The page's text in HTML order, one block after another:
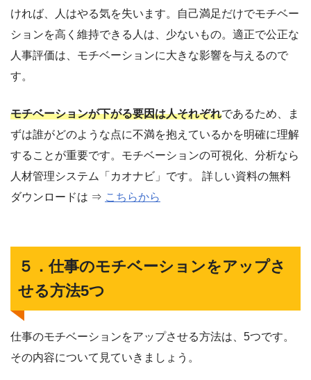
ければ、人はやる気を失います。自己満足だけでモチベー
ションを高く維持できる人は、少ないもの。適正で公正な
人事評価は、モチベーションに大きな影響を与えるので
す。
モチベーションが下がる要因は人それぞれであるため、ま
ずは誰がどのような点に不満を抱えているかを明確に理解
することが重要です。モチベーションの可視化、分析なら
人材管理システム「カオナビ」です。 詳しい資料の無料
ダウンロードは ⇒ こちらから
５．仕事のモチベーションをアップさ
せる方法5つ
仕事のモチベーションをアップさせる方法は、5つです。
その内容について見ていきましょう。